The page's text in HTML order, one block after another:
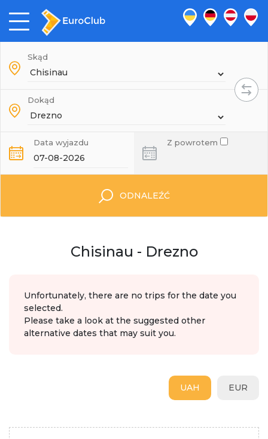
Skąd
Dokąd
Data wyjazdu Z powrotem
ODNALEŹĆ
Chisinau - Drezno
Unfortunately, there are no trips for the date you
selected.
Please take a look at the suggested other
alternative dates that may suit you.
EUR
UAH